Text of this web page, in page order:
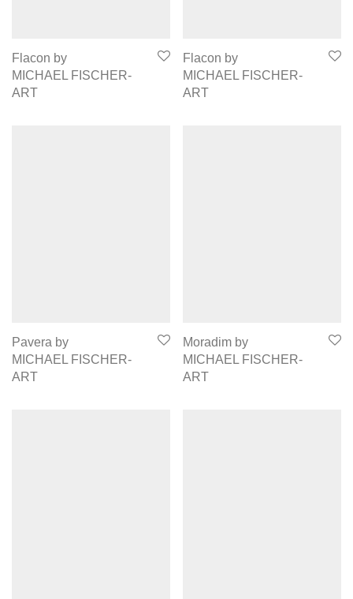
Flacon by
MICHAEL FISCHER-
ART
Flacon by
MICHAEL FISCHER-
ART
Pavera by
MICHAEL FISCHER-
ART
Moradim by
MICHAEL FISCHER-
ART